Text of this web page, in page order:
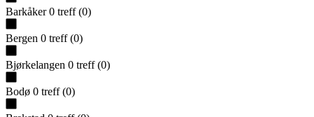
Barkåker 0 treff (0)
Bergen 0 treff (0)
Bjørkelangen 0 treff (0)
Bodø 0 treff (0)